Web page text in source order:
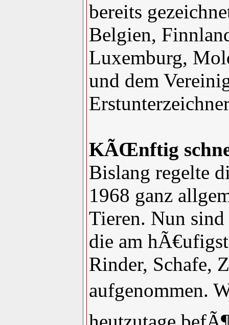
bereits
Belgien,
Luxemburg,
und dem
KÃŒnftig
Bislang regelte
1968 ganz
Tieren. Nun
die am
Rinder, Schafe,
aufgenommen.